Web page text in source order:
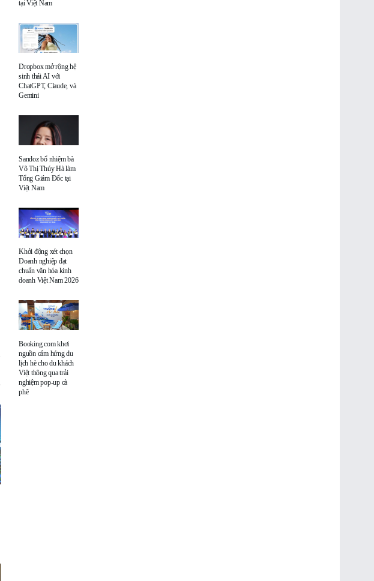
tại Việt Nam
Dropbox mở rộng hệ
sinh thái AI với
ChatGPT, Claude, và
Gemini
Sandoz bổ nhiệm bà
Võ Thị Thúy Hà làm
Tổng Giám Đốc tại
Việt Nam
Khởi động xét chọn
Doanh nghiệp đạt
chuẩn văn hóa kinh
doanh Việt Nam 2026
Booking.com khơi
nguồn cảm hứng du
lịch hè cho du khách
Việt thông qua trải
nghiệm pop-up cà
phê